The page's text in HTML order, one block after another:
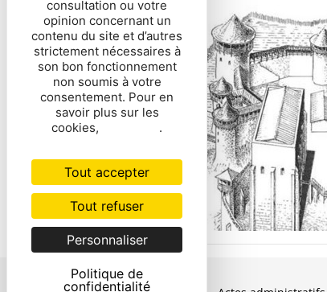
consultation ou votre
opinion concernant un
contenu du site et d’autres
strictement nécessaires à
son bon fonctionnement
non soumis à votre
consentement. Pour en
savoir plus sur les
cookies,
.
Tout accepter
Tout refuser
Personnaliser
Politique de
confidentialité